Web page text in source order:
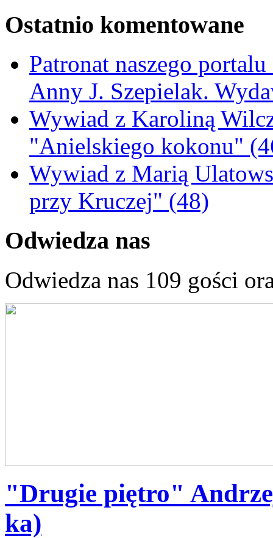
Ostatnio komentowane
Patronat naszego
Anny J. Szepielak.
Wywiad z Karoliną
"Anielskiego kokonu"
Wywiad z Marią
przy Kruczej" (48)
Odwiedza nas
Odwiedza nas 109 gości
"Drugie piętro"
ka)